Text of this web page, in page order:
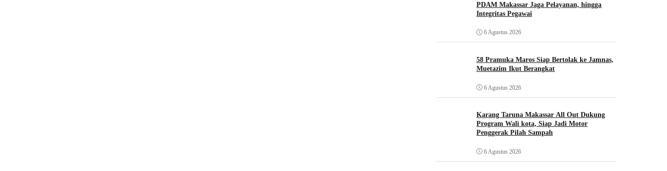
PDAM Makassar Jaga Pelayanan, hingga
Integritas Pegawai
6 Agustus 2026
58 Pramuka Maros Siap Bertolak ke Jamnas,
Muetazim Ikut Berangkat
6 Agustus 2026
Karang Taruna Makassar All Out Dukung
Program Wali kota, Siap Jadi Motor
Penggerak Pilah Sampah
6 Agustus 2026